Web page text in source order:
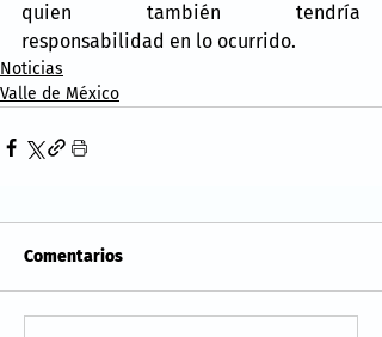
quien también tendría
responsabilidad en lo ocurrido.
Noticias
Valle de México
Comentarios